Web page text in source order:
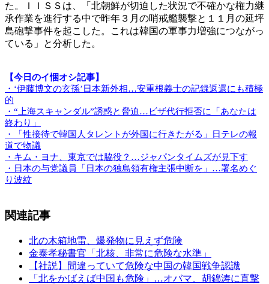
た。ＩＩＳＳは、「北朝鮮が切迫した状況で不確かな権力継
承作業を進行する中で昨年３月の哨戒艦襲撃と１１月の延坪
島砲撃事件を起こした。これは韓国の軍事力増強につながっ
ている」と分析した。
【今日のイ悃オシ記事】
・‘伊藤博文の玄孫’日本新外相…安重根義士の記録返還にも積極
的
・“上海スキャンダル”誘惑と脅迫…ビザ代行拒否に「あなたは
終わり」
・「性接待で韓国人タレントが外国に行きたがる」日テレの報
道で物議
・キム・ヨナ、東京では脇役？…ジャパンタイムズが見下す
・日本の与党議員「日本の独島領有権主張中断を」…署名めぐ
り波紋
関連記事
北の木箱地雷、爆発物に見えず危険
金泰孝秘書官「北核、非常に危険な水準」
【社説】間違っていて危険な中国の韓国戦争認識
「北をかばえば中国も危険」…オバマ、胡錦涛に直撃